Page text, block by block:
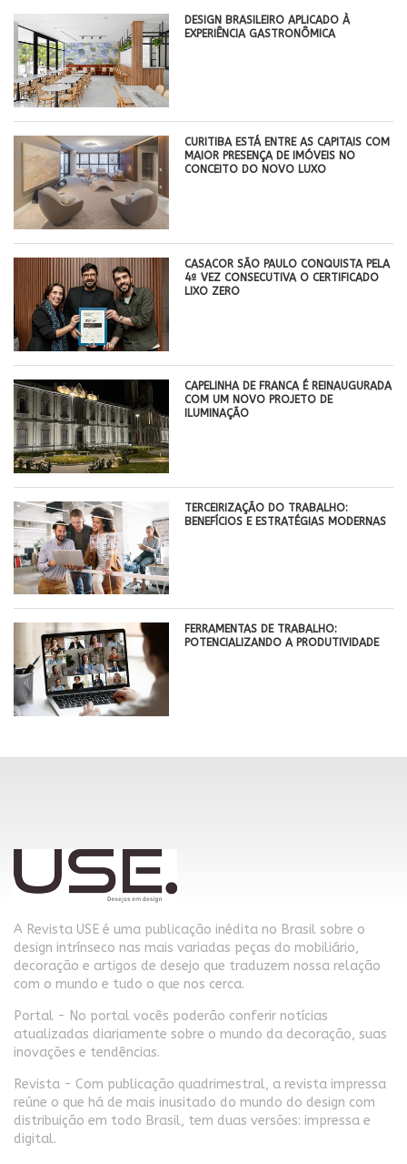
DESIGN BRASILEIRO APLICADO À
EXPERIÊNCIA GASTRONÔMICA
CURITIBA ESTÁ ENTRE AS CAPITAIS COM
MAIOR PRESENÇA DE IMÓVEIS NO
CONCEITO DO NOVO LUXO
CASACOR SÃO PAULO CONQUISTA PELA
4ª VEZ CONSECUTIVA O CERTIFICADO
LIXO ZERO
CAPELINHA DE FRANCA É REINAUGURADA
COM UM NOVO PROJETO DE
ILUMINAÇÃO
TERCEIRIZAÇÃO DO TRABALHO:
BENEFÍCIOS E ESTRATÉGIAS MODERNAS
FERRAMENTAS DE TRABALHO:
POTENCIALIZANDO A PRODUTIVIDADE
A Revista USE é uma publicação inédita no Brasil sobre o
design intrínseco nas mais variadas peças do mobiliário,
decoração e artigos de desejo que traduzem nossa relação
com o mundo e tudo o que nos cerca.
Portal - No portal vocês poderão conferir notícias
atualizadas diariamente sobre o mundo da decoração, suas
inovações e tendências.
Revista - Com publicação quadrimestral, a revista impressa
reúne o que há de mais inusitado do mundo do design com
distribuição em todo Brasil, tem duas versões: impressa e
digital.